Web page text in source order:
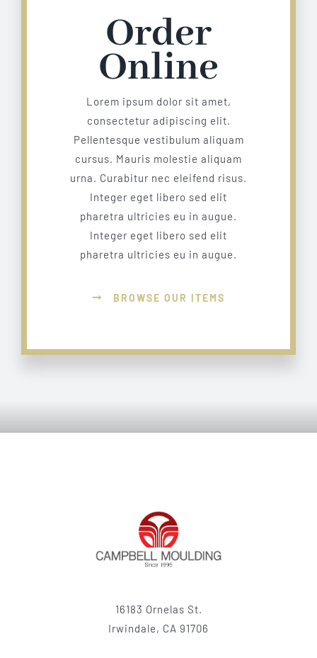
Order
Online
Lorem ipsum dolor sit amet,
consectetur adipiscing elit.
Pellentesque vestibulum aliquam
cursus. Mauris molestie aliquam
urna. Curabitur nec eleifend risus.
Integer eget libero sed elit
pharetra ultricies eu in augue.
Integer eget libero sed elit
pharetra ultricies eu in augue.
BROWSE OUR ITEMS
16183 Ornelas St.
Irwindale, CA 91706